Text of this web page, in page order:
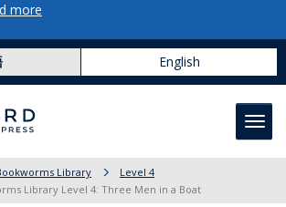
more
English
Library
Level 4
Library Level 4: Three Men in a Boat